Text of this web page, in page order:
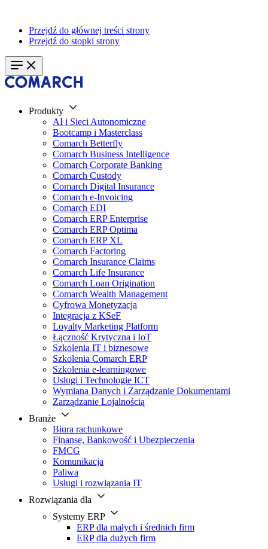
Przejdź do głównej treści strony
Przejdź do stopki strony
Produkty
AI i Sieci Autonomiczne
Bootcamp i Masterclass
Comarch Betterfly
Comarch Business Intelligence
Comarch Corporate Banking
Comarch Custody
Comarch Digital Insurance
Comarch e-Invoicing
Comarch EDI
Comarch ERP Enterprise
Comarch ERP Optima
Comarch ERP XL
Comarch Factoring
Comarch Insurance Claims
Comarch Life Insurance
Comarch Loan Origination
Comarch Wealth Management
Cyfrowa Monetyzacja
Integracja z KSeF
Loyalty Marketing Platform
Łączność Krytyczna i IoT
Szkolenia IT i biznesowe
Szkolenia Comarch ERP
Szkolenia e-learningowe
Usługi i Technologie ICT
Wymiana Danych i Zarządzanie Dokumentami
Zarządzanie Lojalnością
Branże
Biura rachunkowe
Finanse, Bankowość i Ubezpieczenia
FMCG
Komunikacja
Paliwa
Usługi i rozwiązania IT
Rozwiązania dla
Systemy ERP
ERP dla małych i średnich firm
ERP dla dużych firm